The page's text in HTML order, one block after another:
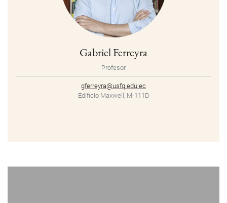
Gabriel Ferreyra
Profesor
gferreyra@usfq.edu.ec
Edificio Maxwell, M-111D